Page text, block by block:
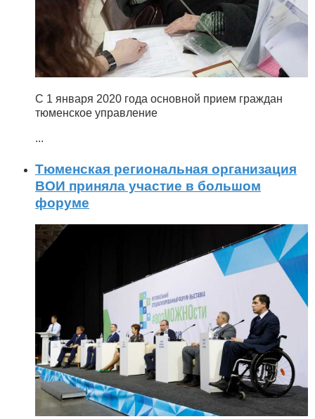
С 1 января 2020 года основной прием граждан
тюменское управление
...
Тюменская региональная организация
ВОИ приняла участие в большом
форуме